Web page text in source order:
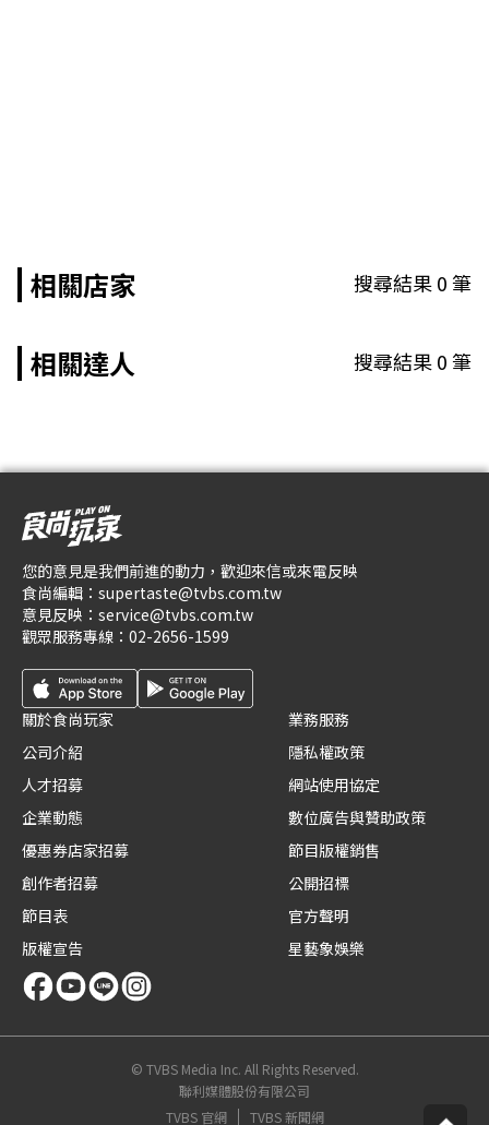
相關店家 搜尋結果0筆
相關達人 搜尋結果0筆
您的意見是我們前進的動力，歡迎來信或來電反映
食尚編輯： supertaste@tvbs.com.tw
意見反映： service@tvbs.com.tw
觀眾服務專線： 02-2656-1599
關於食尚玩家
公司介紹
人才招募
企業動態
優惠券店家招募
創作者招募
節目表
版權宣告
業務服務
隱私權政策
網站使用協定
數位廣告與贊助政策
節目版權銷售
公開招標
官方聲明
星藝象娛樂
© TVBS Media Inc. All Rights Reserved.
聯利媒體股份有限公司
TVBS 官網
TVBS 新聞網